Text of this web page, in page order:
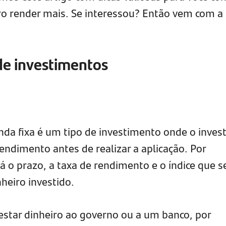
render mais. Se interessou? Então vem com a
investimentos
fixa é um tipo de investimento onde o
antes de realizar a aplicação. Por
o prazo, a taxa de rendimento e o índice que
investido.
dinheiro ao governo ou a um banco, por